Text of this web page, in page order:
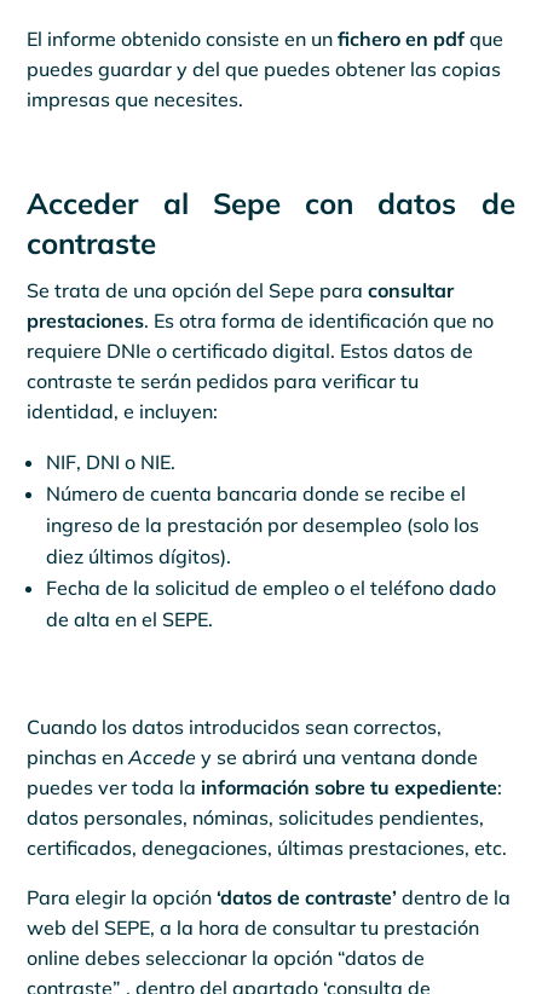
El informe obtenido consiste en unfichero en pdfque
puedes guardar y del que puedes obtener las copias
impresas que necesites.
Acceder al Sepe con datos de
contraste
Se trata de una opción del Sepe paraconsultar
prestaciones. Es otra forma de identificación que no
requiere DNIe o certificado digital. Estos datos de
contraste te serán pedidos para verificar tu
identidad, e incluyen:
NIF, DNI o NIE.
Número de cuenta bancaria donde se recibe el
ingreso de la prestación por desempleo (solo los
diez últimos dígitos).
Fecha de la solicitud de empleo o el teléfono dado
de alta en el SEPE.
Cuando los datos introducidos sean correctos,
pinchas enAccede y se abrirá una ventana donde
puedes ver toda la información sobre tu expediente:
datos personales, nóminas, solicitudes pendientes,
certificados, denegaciones, últimas prestaciones, etc.
Para elegir la opción‘datos de contraste’ dentro de la
web del SEPE, a la hora de consultar tu prestación
online debes seleccionar la opción “datos de
contraste” , dentro del apartado ‘consulta de